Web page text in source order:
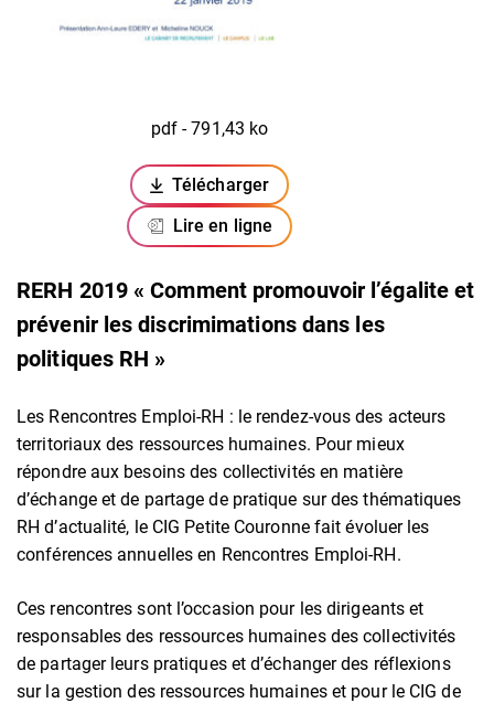
pdf - 791,43 ko
Télécharger
(ouverture dans un nouvel onglet)
Lire en ligne
RERH 2019 « Comment promouvoir l’égalite et
prévenir les discrimimations dans les
politiques RH »
Les Rencontres Emploi-RH : le rendez-vous des acteurs
territoriaux des ressources humaines. Pour mieux
répondre aux besoins des collectivités en matière
d’échange et de partage de pratique sur des thématiques
RH d’actualité, le CIG Petite Couronne fait évoluer les
conférences annuelles en Rencontres Emploi-RH.
Ces rencontres sont l’occasion pour les dirigeants et
responsables des ressources humaines des collectivités
de partager leurs pratiques et d’échanger des réflexions
sur la gestion des ressources humaines et pour le CIG de